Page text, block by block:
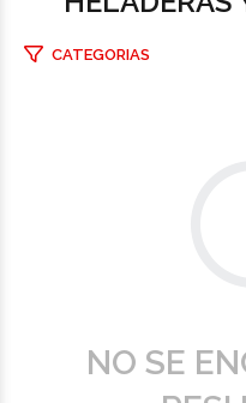
CATEGORIAS
NO SE